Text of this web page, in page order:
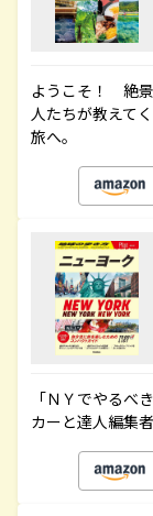
ようこそ！ 絶
人たちが教えて
旅へ。
「ＮＹでやるべ
カーと達人編集